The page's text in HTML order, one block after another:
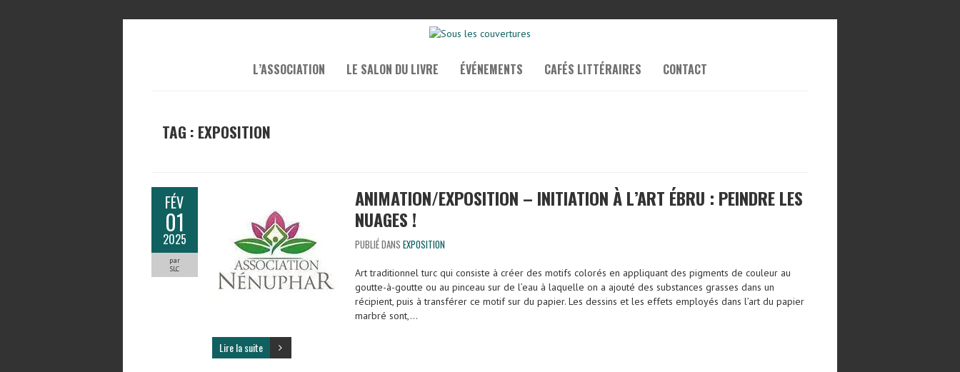
L’ASSOCIATION LE SALON DU LIVRE ÉVÉNEMENTS CAFÉS LITTÉRAIRES CONTACT
TAG : EXPOSITION
FÉV
01
2025
par
SLC
ANIMATION/EXPOSITION – INITIATION À L’ART ÉBRU : PEINDRE LES
NUAGES !
PUBLIÉ DANS EXPOSITION
Art traditionnel turc qui consiste à créer des motifs colorés en appliquant des pigments de couleur au
goutte-à-goutte ou au pinceau sur de l’eau à laquelle on a ajouté des substances grasses dans un
récipient, puis à transférer ce motif sur du papier. Les dessins et les effets employés dans l’art du papier
marbré sont,…
Lire la suite